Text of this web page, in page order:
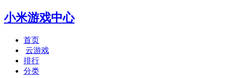
小米游戏中心
首页
云游戏
排行
分类